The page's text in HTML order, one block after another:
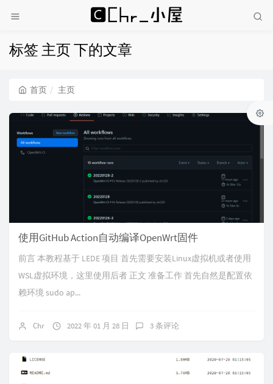
标签 主页 下的文章
首页 主页
使用GitHub Action自动编译OpenWrt固件
前言 本教程基于 LEDE 项目 首先需要安装Linux虚拟机或者使用
WSL虚拟环境，这里使用后者 正文 准备工作 首先自然是配置依
赖环境 sudo ap...
Chr 2022 年 01 月 28 日 3 条评论